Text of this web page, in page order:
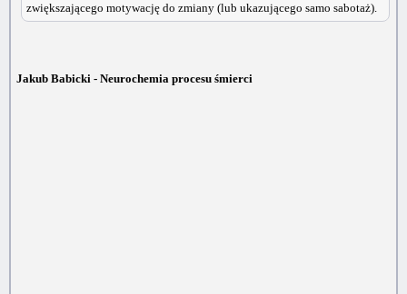
zwiększającego motywację do zmiany (lub ukazującego samo sabotaż).
Jakub Babicki - Neurochemia procesu śmierci